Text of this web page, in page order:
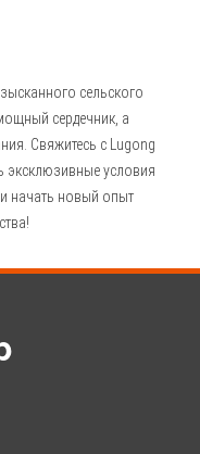
сельского
сердечник, а
Свяжитесь с Lugong
эксклюзивные условия
начать новый опыт